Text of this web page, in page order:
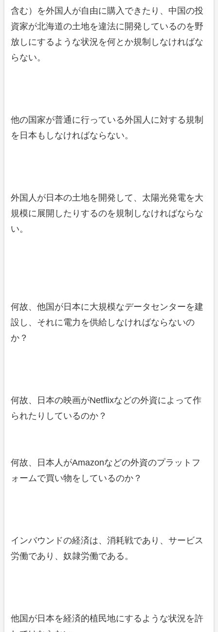
含む）を外国人が自由に購入できたり、中国の投
資家が北海道の土地を違法に開発しているのを野
放しにするような状況を何とか規制しなければな
らない。
他の国家が普通に行っている外国人に対する規制
を日本もしなければならない。
外国人が日本の土地を開発して、太陽光発電を大
規模に展開したりするのを規制しなければならな
い。
何故、他国が日本に大規模なデータセンターを建
設し、それに電力を供給しなければならないの
か？
何故、日本の映画がNetflixなどの外資によって作
られたりしているのか？
何故、日本人がAmazonなどの外資のプラットフ
ォームで買い物をしているのか？
インバウンドの経済は、消耗戦であり、サービス
労働であり、奴隷労働である。
他国が日本を経済的植民地にするような状況を許